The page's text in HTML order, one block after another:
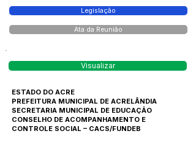
Legislação
Ata da Reunião
Visualizar
ESTADO DO ACRE
PREFEITURA MUNICIPAL DE ACRELÂNDIA
SECRETARIA MUNICIPAL DE EDUCAÇÃO
CONSELHO DE ACOMPANHAMENTO E
CONTROLE SOCIAL – CACS/FUNDEB